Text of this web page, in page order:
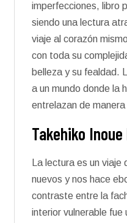
imperfecciones, libro
siendo una lectura
viaje al corazón
con toda su
belleza y su fealdad.
a un mundo donde la
entrelazan de
Takehiko
La lectura es un
nuevos y nos hace
contraste entre la
interior vulnerable